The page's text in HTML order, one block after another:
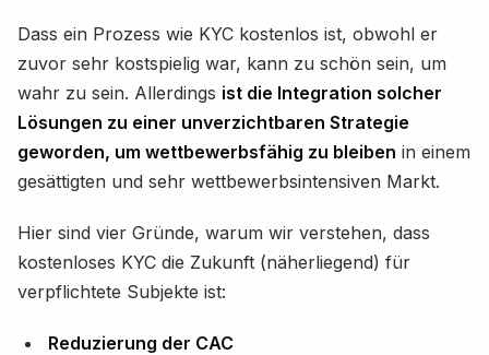
Dass ein Prozess wie KYC kostenlos ist, obwohl er
zuvor sehr kostspielig war, kann zu schön sein, um
wahr zu sein. Allerdings ist die Integration solcher
Lösungen zu einer unverzichtbaren Strategie
geworden, um wettbewerbsfähig zu bleiben in einem
gesättigten und sehr wettbewerbsintensiven Markt.
Hier sind vier Gründe, warum wir verstehen, dass
kostenloses KYC die Zukunft (näherliegend) für
verpflichtete Subjekte ist:
Reduzierung der CAC